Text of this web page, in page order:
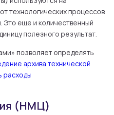
технологических процессов
Это еще и количественный
полезного результат.
позволяет определять
архива технической
расходы
(НМЦ)